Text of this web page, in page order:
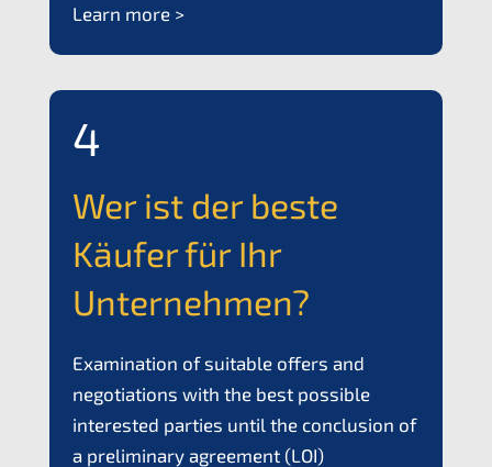
Learn more >
4
Wer ist der beste
Käufer für Ihr
Unternehmen?
Exami­na­ti­on of suita­ble offers and
negotia­ti­ons with the best possi­ble
interes­ted parties until the conclu­si­on of
a preli­mi­na­ry agree­ment (LOI)